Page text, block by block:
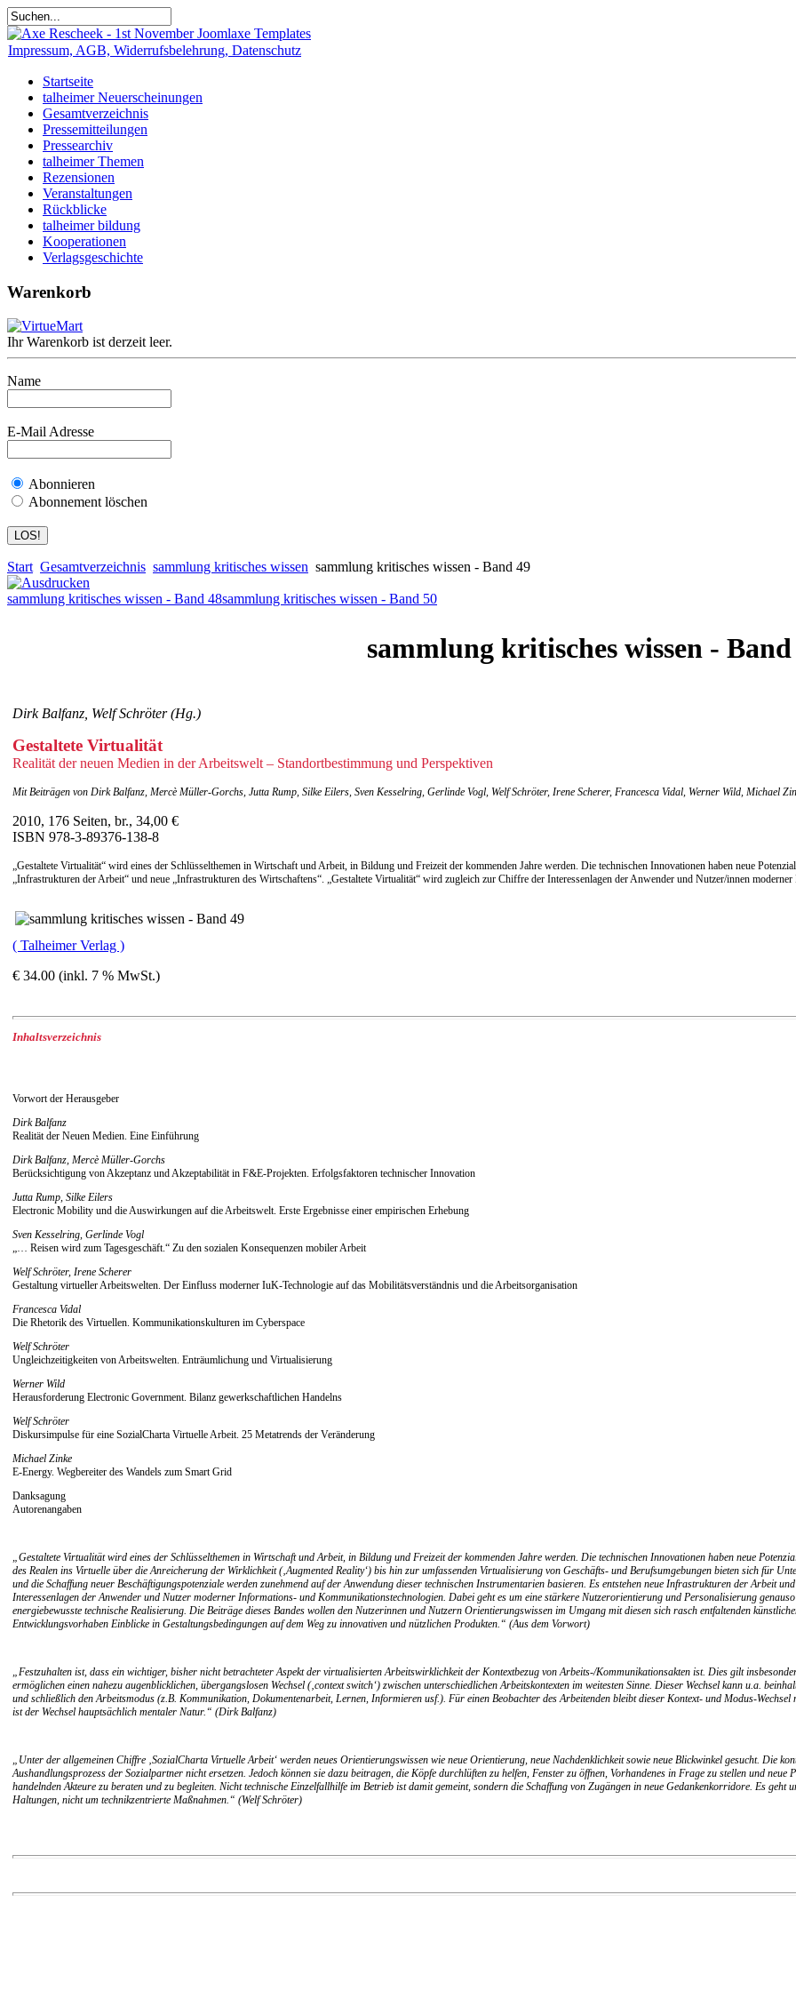
Impressum, AGB, Widerrufsbelehrung, Datenschutz
Startseite
talheimer Neuerscheinungen
Gesamtverzeichnis
Pressemitteilungen
Pressearchiv
talheimer Themen
Rezensionen
Veranstaltungen
Rückblicke
talheimer bildung
Kooperationen
Verlagsgeschichte
Warenkorb
Ihr Warenkorb ist derzeit leer.
Name
E-Mail Adresse
Abonnieren
Abonnement löschen
Start Gesamtverzeichnis sammlung kritisches wissen sammlung kritisches wissen - Band 49
sammlung kritisches wissen - Band 48sammlung kritisches wissen - Band 50
sammlung kritisches wissen - Band
Dirk Balfanz, Welf Schröter (Hg.)
Gestaltete Virtualität
Realität der neuen Medien in der Arbeitswelt – Standortbestimmung und Perspektiven
Mit Beiträgen von Dirk Balfanz, Mercè Müller-Gorchs, Jutta Rump, Silke Eilers, Sven Kesselring, Gerlinde Vogl, Welf Schröter, Irene Scherer, Francesca Vidal, Werner Wild, Michael
2010, 176 Seiten, br., 34,00 €
ISBN 978-3-89376-138-8
„Gestaltete Virtualität“ wird eines der Schlüsselthemen in Wirtschaft und Arbeit, in Bildung und Freizeit der kommenden Jahre werden. Die technischen Innovationen haben neue
„Infrastrukturen der Arbeit“ und neue „Infrastrukturen des Wirtschaftens“. „Gestaltete Virtualität“ wird zugleich zur Chiffre der Interessenlagen der Anwender und Nutzer/innen
( Talheimer Verlag )
€ 34.00 (inkl. 7 % MwSt.)
Inhaltsverzeichnis
Vorwort der Herausgeber
Dirk Balfanz
Realität der Neuen Medien. Eine Einführung
Dirk Balfanz, Mercè Müller-Gorchs
Berücksichtigung von Akzeptanz und Akzeptabilität in F&E-Projekten. Erfolgsfaktoren technischer Innovation
Jutta Rump, Silke Eilers
Electronic Mobility und die Auswirkungen auf die Arbeitswelt. Erste Ergebnisse einer empirischen Erhebung
Sven Kesselring, Gerlinde Vogl
„… Reisen wird zum Tagesgeschäft.“ Zu den sozialen Konsequenzen mobiler Arbeit
Welf Schröter, Irene Scherer
Gestaltung virtueller Arbeitswelten. Der Einfluss moderner IuK-Technologie auf das Mobilitätsverständnis und die Arbeitsorganisation
Francesca Vidal
Die Rhetorik des Virtuellen. Kommunikationskulturen im Cyberspace
Welf Schröter
Ungleichzeitigkeiten von Arbeitswelten. Enträumlichung und Virtualisierung
Werner Wild
Herausforderung Electronic Government. Bilanz gewerkschaftlichen Handelns
Welf Schröter
Diskursimpulse für eine SozialCharta Virtuelle Arbeit. 25 Metatrends der Veränderung
Michael Zinke
E-Energy. Wegbereiter des Wandels zum Smart Grid
Danksagung
Autorenangaben
„Gestaltete Virtualität wird eines der Schlüsselthemen in Wirtschaft und Arbeit, in Bildung und Freizeit der kommenden Jahre werden. Die technischen Innovationen haben neue
des Realen ins Virtuelle über die Anreicherung der Wirklichkeit (‚Augmented Reality‘) bis hin zur umfassenden Virtualisierung von Geschäfts- und Berufsumgebungen bieten sich für
und die Schaffung neuer Beschäftigungspotenziale werden zunehmend auf der Anwendung dieser technischen Instrumentarien basieren. Es entstehen neue Infrastrukturen der Arbeit
Interessenlagen der Anwender und Nutzer moderner Informations- und Kommunikationstechnologien. Dabei geht es um eine stärkere Nutzerorientierung und Personalisierung
energiebewusste technische Realisierung. Die Beiträge dieses Bandes wollen den Nutzerinnen und Nutzern Orientierungswissen im Umgang mit diesen sich rasch entfaltenden
Entwicklungsvorhaben Einblicke in Gestaltungsbedingungen auf dem Weg zu innovativen und nützlichen Produkten.“ (Aus dem Vorwort)
„Festzuhalten ist, dass ein wichtiger, bisher nicht betrachteter Aspekt der virtualisierten Arbeitswirklichkeit der Kontextbezug von Arbeits-/Kommunikationsakten ist. Dies gilt
ermöglichen einen nahezu augenblicklichen, übergangslosen Wechsel (‚context switch‘) zwischen unterschiedlichen Arbeitskontexten im weitesten Sinne. Dieser Wechsel kann u.a.
und schließlich den Arbeitsmodus (z.B. Kommunikation, Dokumentenarbeit, Lernen, Informieren usf.). Für einen Beobachter des Arbeitenden bleibt dieser Kontext- und Modus-
ist der Wechsel hauptsächlich mentaler Natur.“ (Dirk Balfanz)
„Unter der allgemeinen Chiffre ‚SozialCharta Virtuelle Arbeit‘ werden neues Orientierungswissen wie neue Orientierung, neue Nachdenklichkeit sowie neue Blickwinkel gesucht. Die
Aushandlungsprozess der Sozialpartner nicht ersetzen. Jedoch können sie dazu beitragen, die Köpfe durchlüften zu helfen, Fenster zu öffnen, Vorhandenes in Frage zu stellen und
handelnden Akteure zu beraten und zu begleiten. Nicht technische Einzelfallhilfe im Betrieb ist damit gemeint, sondern die Schaffung von Zugängen in neue Gedankenkorridore. Es geht
Haltungen, nicht um technikzentrierte Maßnahmen.“ (Welf Schröter)